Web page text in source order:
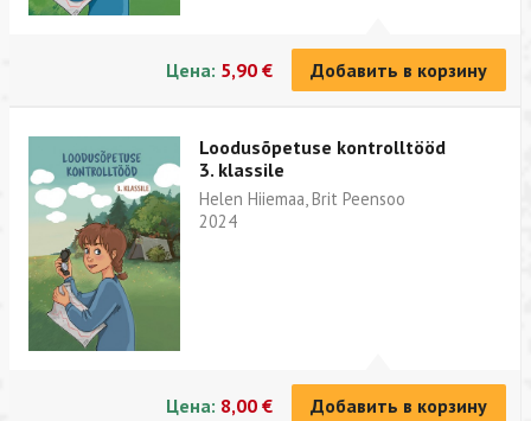
Цена: 5,90 € Добавить в корзину
Loodusõpetuse kontrolltööd
3. klassile
Helen Hiiemaa, Brit Peensoo
2024
Цена: 8,00 € Добавить в корзину